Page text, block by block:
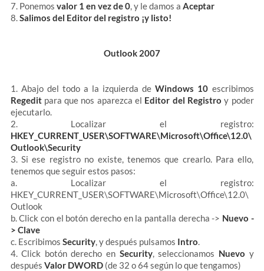
7. Ponemos valor 1 en vez de 0, y le damos a Aceptar
8.Salimos del Editor del registro ¡y listo!
Outlook 2007
1. Abajo del todo a la izquierda deWindows 10 escribimos
Regeditpara que nos aparezca el Editor del Registro y poder
ejecutarlo.
2. Localizar el registro:
HKEY_CURRENT_USER\SOFTWARE\Microsoft\Office\12.0\
Outlook\Security
3. Si ese registro no existe, tenemos que crearlo. Para ello,
tenemos que seguir estos pasos:
a. Localizar el registro:
HKEY_CURRENT_USER\SOFTWARE\Microsoft\Office\12.0\
Outlook
b. Click con el botón derecho en la pantalla derecha -> Nuevo -
> Clave
c. Escribimos Security, y después pulsamos Intro.
4. Click botón derecho en Security, seleccionamos Nuevo y
después Valor DWORD(de 32 o 64 según lo que tengamos)